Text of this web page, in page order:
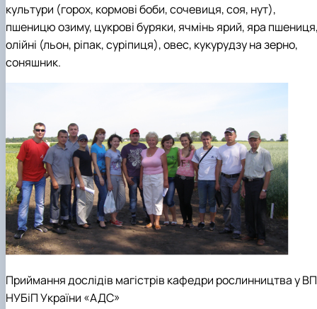
культури (горох, кормові боби, сочевиця, соя, нут),
пшеницю озиму, цукрові буряки, ячмінь ярий, яра
олійні (льон, ріпак, суріпиця), овес, кукурудзу на зерно,
соняшник.
Приймання дослідів магістрів кафедри рослинництва у ВП
НУБіП України «АДС»